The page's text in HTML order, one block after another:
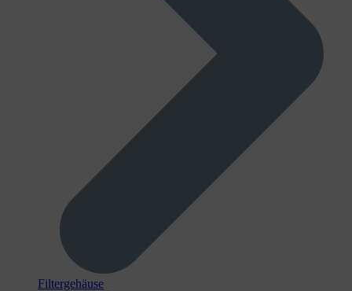
Filtergehäuse